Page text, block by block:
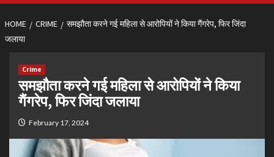
HOME CRIME
समझौता करने गई महिला से आरोपियों ने किया गैंगरेप, फिर जिंदा
जलाया
Crime
समझौता करने गई महिला से आरोपियों ने किया
गैंगरेप, फिर जिंदा जलाया
February 17, 2024